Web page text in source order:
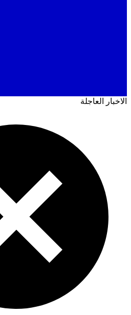
العاجلة